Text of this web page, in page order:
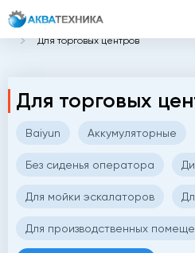
Главная Каталог
Для торговых центров
Для торговых
Baiyun Аккумуляторные
Без сиденья оператора
Для мойки эскалаторов
Для производственных